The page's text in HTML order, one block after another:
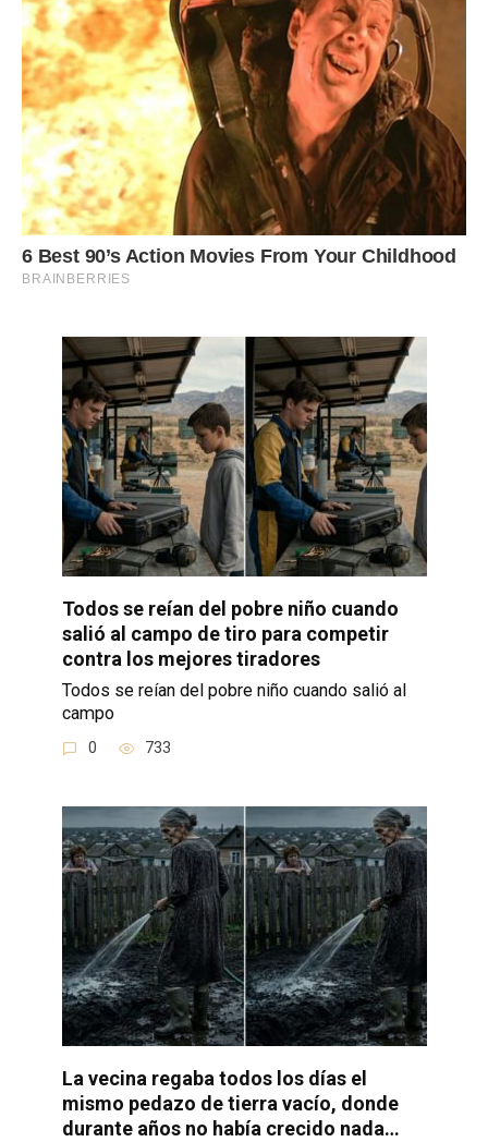
Todos se reían del pobre niño cuando
salió al campo de tiro para competir
contra los mejores tiradores
Todos se reían del pobre niño cuando salió al
campo
0 733
La vecina regaba todos los días el
mismo pedazo de tierra vacío, donde
durante años no había crecido nada…